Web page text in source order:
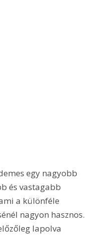
egy nagyobb
és vastagabb
a különféle
nagyon hasznos.
lapolva